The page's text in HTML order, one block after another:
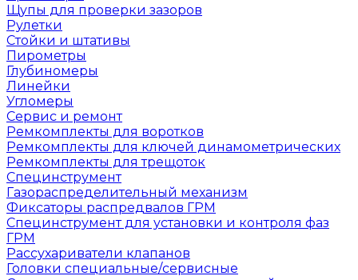
Щупы для проверки зазоров
Рулетки
Стойки и штативы
Пирометры
Глубиномеры
Линейки
Угломеры
Сервис и ремонт
Ремкомплекты для воротков
Ремкомплекты для ключей динамометрических
Ремкомплекты для трещоток
Специнструмент
Газораспределительный механизм
Фиксаторы распредвалов ГРМ
Специнструмент для установки и контроля фаз
ГРМ
Рассухариватели клапанов
Головки специальные/сервисные